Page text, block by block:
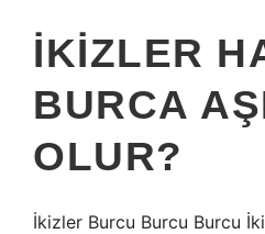
İKIZLER
BURCA
OLUR?
İkizler Burcu Burcu Burcu